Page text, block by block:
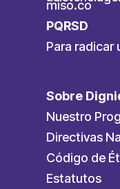
miso.co
PQRSD
Para radicar
Sobre
Nuestro
Directivas
Código de
Estatutos